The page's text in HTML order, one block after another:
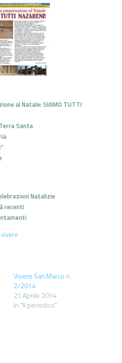
al Natale: SIAMO TUTTI
Santa
Natalizie
recenti
Vivere San Marco n.
2/2014
21 Aprile 2014
In "Il periodico"